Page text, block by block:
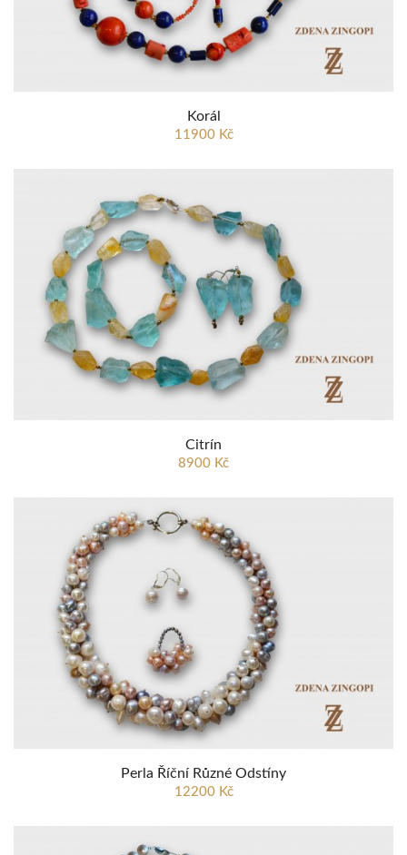
Korál
11900 Kč
Citrín
8900 Kč
Perla Říční Různé Odstíny
12200 Kč